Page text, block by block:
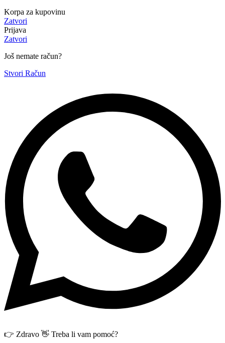
Korpa za kupovinu
Zatvori
Prijava
Zatvori
Još nemate račun?
Stvori Račun
👉 Zdravo 👋 Treba li vam pomoć?